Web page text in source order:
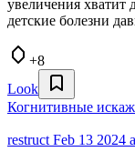
увеличения хватит
детские болезни
+8
Look
Когнитивные
restruct Feb 13 2024